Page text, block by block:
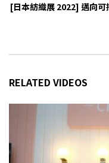
[日本紡織展 2022] 邁向
RELATED VIDEOS